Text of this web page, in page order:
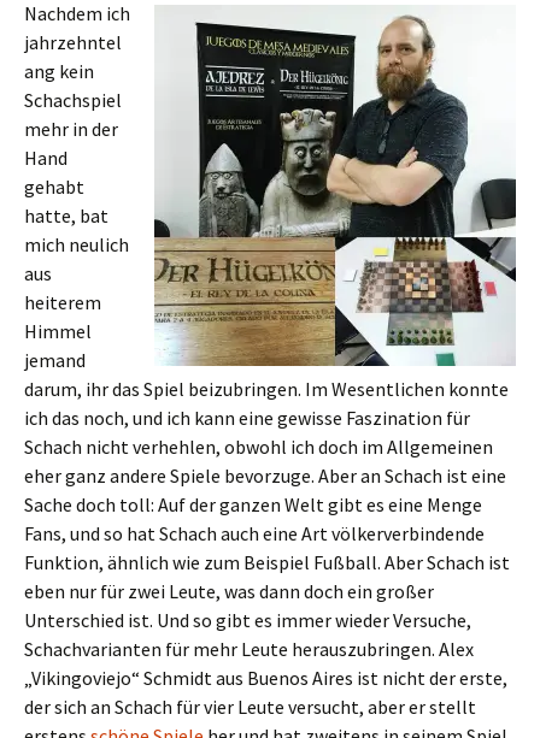
Nachdem ich
jahrzehntel
ang kein
Schachspiel
mehr in der
Hand
gehabt
hatte, bat
mich neulich
aus
heiterem
Himmel
jemand
darum, ihr das Spiel beizubringen. Im Wesentlichen konnte
ich das noch, und ich kann eine gewisse Faszination für
Schach nicht verhehlen, obwohl ich doch im Allgemeinen
eher ganz andere Spiele bevorzuge. Aber an Schach ist eine
Sache doch toll: Auf der ganzen Welt gibt es eine Menge
Fans, und so hat Schach auch eine Art völkerverbindende
Funktion, ähnlich wie zum Beispiel Fußball. Aber Schach ist
eben nur für zwei Leute, was dann doch ein großer
Unterschied ist. Und so gibt es immer wieder Versuche,
Schachvarianten für mehr Leute herauszubringen. Alex
„Vikingoviejo“ Schmidt aus Buenos Aires ist nicht der erste,
der sich an Schach für vier Leute versucht, aber er stellt